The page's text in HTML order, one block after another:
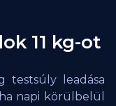
11 kg-ot
testsúly leadása
napi körülbelül